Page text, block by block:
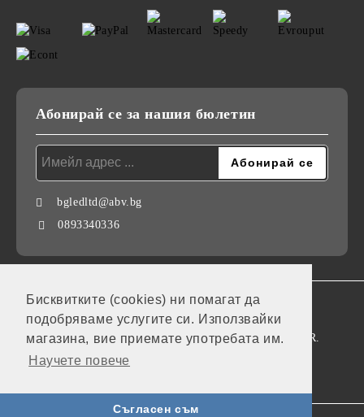
Бисквитките (cookies) ни помагат да
подобряваме услугите си. Използвайки
магазина, вие приемате употребата им.
Научете повече
Съгласен съм
Абонирай се за нашия бюлетин
bgledltd@abv.bg
0893340336
GDPR
Нашият онлайн магазин е 100% съобразен с GDPR.